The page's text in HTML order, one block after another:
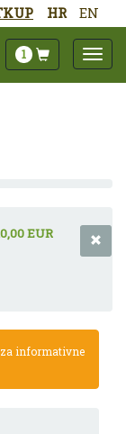
HR EN
1
EUR
informativne